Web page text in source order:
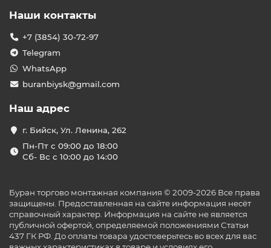
Наши контакты
+7 (3854) 30-72-97
Telegram
WhatsApp
buranbiysk@gmail.com
Наш адрес
г. Бийск, Ул. Ленина, 262
Пн-Пт с 09:00 до 18:00
Сб- Вс с 10:00 до 14:00
Буран торгово монтажная компания © 2009-2026 Все права
защищены. Предоставленная на сайте информация несёт
справочный характер. Информация на сайте не является
публичной офертой, определяемой положениями Статьи
437 ГК РФ. До оплаты товара удостоверьтесь во всех для вас